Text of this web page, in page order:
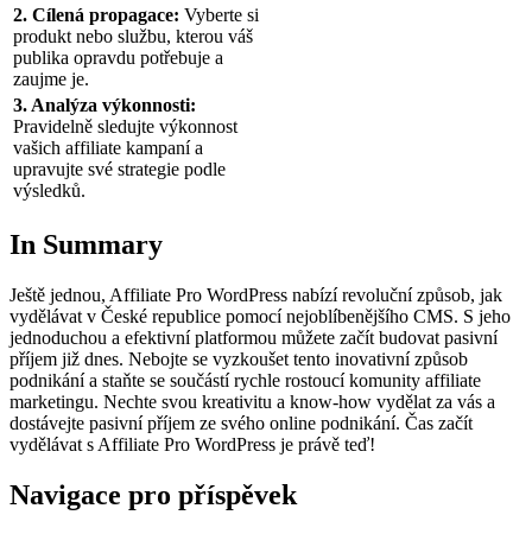
2. Cílená propagace: Vyberte si
produkt nebo službu, kterou váš
publika opravdu potřebuje a
zaujme je.
3. Analýza výkonnosti:
Pravidelně sledujte výkonnost
vašich affiliate kampaní a
upravujte své strategie podle
výsledků.
In Summary
Ještě jednou, Affiliate Pro WordPress nabízí revoluční způsob, jak
vydělávat v České republice pomocí nejoblíbenějšího CMS. S jeho
jednoduchou a efektivní platformou můžete začít budovat pasivní
příjem již dnes. Nebojte se vyzkoušet tento inovativní způsob
podnikání a staňte se součástí rychle rostoucí komunity affiliate
marketingu. Nechte svou kreativitu a know-how vydělat za vás a
dostávejte pasivní příjem ze svého online podnikání. Čas začít
vydělávat s Affiliate Pro WordPress je právě teď!
Navigace pro příspěvek